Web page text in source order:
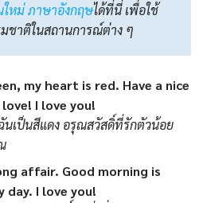
หม่ ภาษาอังกฤษได้ที่นี่ เพื่อใช้
มชาติในสถานการณ์ต่าง ๆ
my heart is red. Have a nice
I love you!
นเป็นสีแดง อรุณสวัสดิ์ที่รักตัวน้อย
affair. Good morning is
day. I love you!